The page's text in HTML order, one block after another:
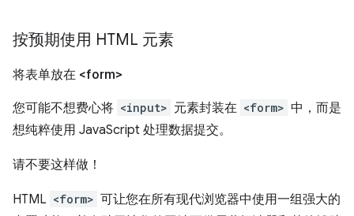
按预期使用 HTML 元素
将表单放在 <form>
您可能不想费心将 <input> 元素封装在 <form> 中，而是
想纯粹使用 JavaScript 处理数据提交。
请不要这样做！
HTML <form> 可让您在所有现代浏览器中使用一组强大的